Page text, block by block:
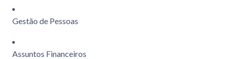
Gestão de Pessoas
Assuntos Financeiros